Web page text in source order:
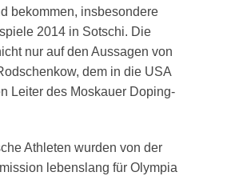
bekommen, insbesondere
2014 in Sotschi. Die
nur auf den Aussagen von
dem in die USA
Leiter des Moskauer Doping-
Athleten wurden von der
lebenslang für Olympia